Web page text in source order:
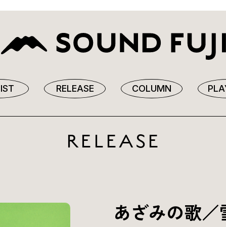
RELEASE COLUMN
RELEASE
あざみの歌